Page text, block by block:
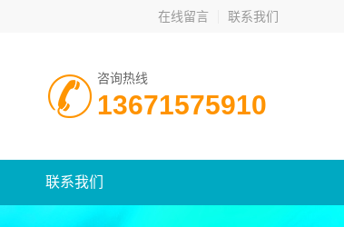
在线留言 联系我们
咨询热线
13671575910
联系我们